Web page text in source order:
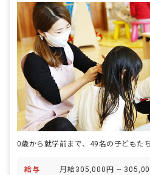
給与 月給305,000円 ~